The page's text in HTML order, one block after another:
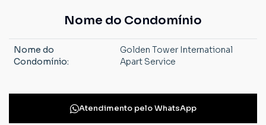
Nome do Condomínio
Nome do
Condomínio:
Golden Tower International
Apart Service
Atendimento peloWhatsApp